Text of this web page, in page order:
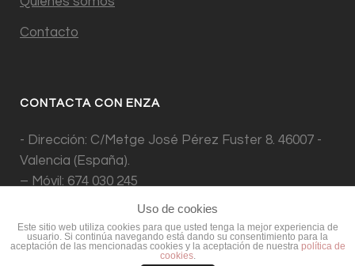
Contacto
CONTACTA CON ENZA
- Dirección: C/Metge José Pérez Fuster 8. 46007 -
Valencia (España).
– Móvil: 674 030 245
– e-mail: info@enzestudio.es
Uso de cookies
Este sitio web utiliza cookies para que usted tenga la mejor experiencia de
usuario. Si continúa navegando está dando su consentimiento para la
aceptación de las mencionadas cookies y la aceptación de nuestra política de
cookies.